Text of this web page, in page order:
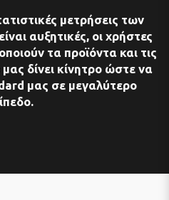
μετρήσεις των
αυξητικές, οι χρήστες
τα προϊόντα και τις
δίνει κίνητρο ώστε να
μας σε μεγαλύτερο